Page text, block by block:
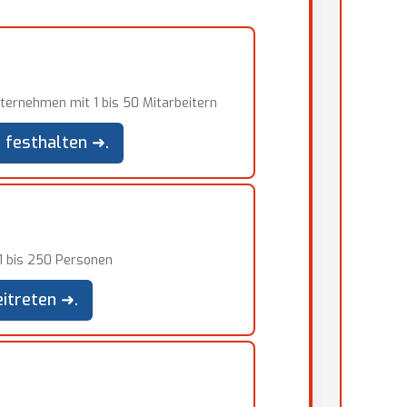
mit 1 bis 50 Mitarbeitern
festhalten ➜.
bis 250 Personen
➜.